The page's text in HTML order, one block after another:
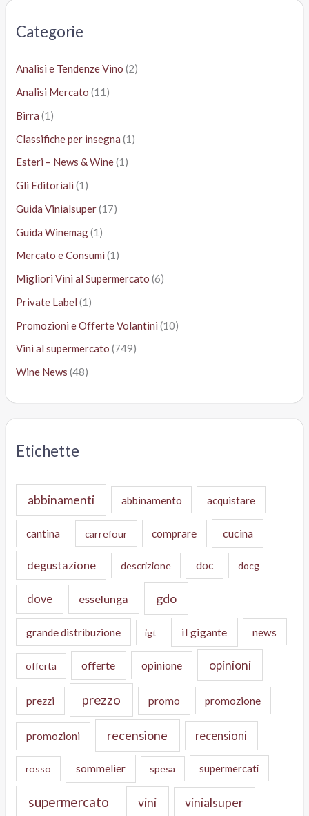
Categorie
Analisi e Tendenze Vino (2)
Analisi Mercato (11)
Birra (1)
Classifiche per insegna (1)
Esteri – News & Wine(1)
Gli Editoriali (1)
Guida Vinialsuper(17)
Guida Winemag(1)
Mercato e Consumi (1)
Migliori Vini al Supermercato (6)
Private Label (1)
Promozioni e Offerte Volantini (10)
Vini al supermercato (749)
Wine News (48)
Etichette
abbinamenti abbinamento acquistare
cantina carrefour comprare cucina
degustazione descrizione doc docg
dove esselunga gdo
grande distribuzione igt il gigante news
offerta offerte opinione opinioni
prezzi prezzo promo promozione
promozioni recensione recensioni
rosso sommelier spesa supermercati
supermercato vini vinialsuper